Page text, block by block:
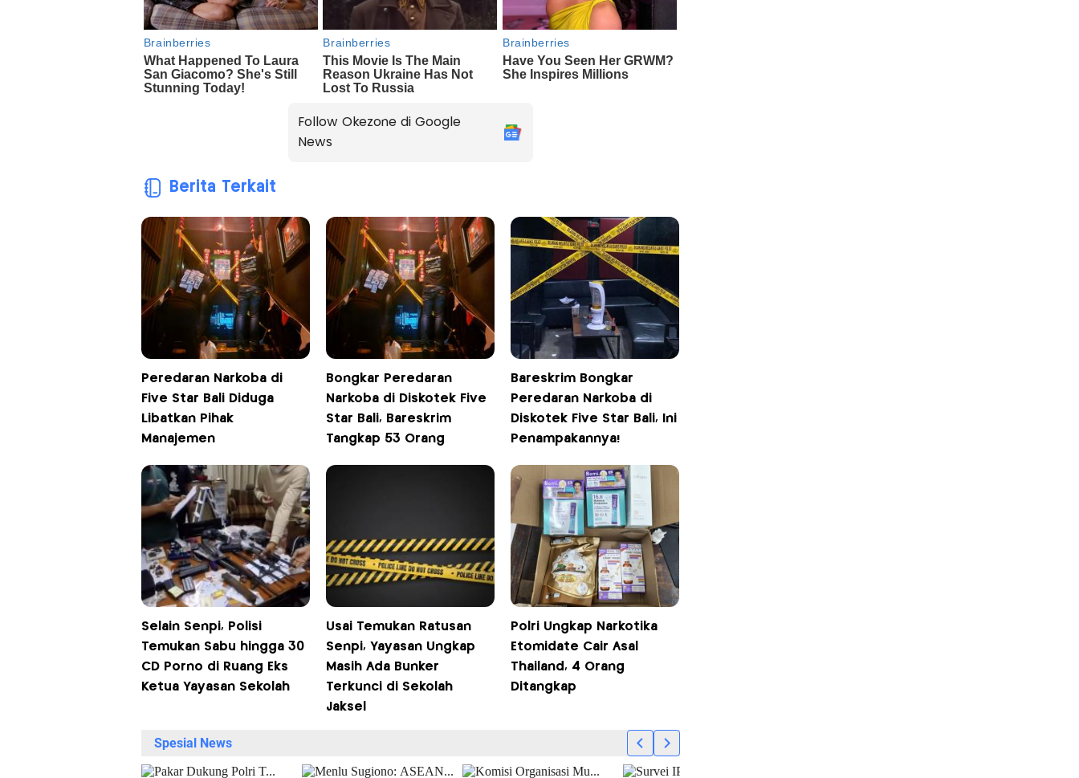
Follow Okezone di Google
News
Berita Terkait
Peredaran Narkoba di
Five Star Bali Diduga
Libatkan Pihak
Manajemen
Bongkar Peredaran
Narkoba di Diskotek Five
Star Bali, Bareskrim
Tangkap 53 Orang
Bareskrim Bongkar
Peredaran Narkoba di
Diskotek Five Star Bali, Ini
Penampakannya!
Selain Senpi, Polisi
Temukan Sabu hingga 30
CD Porno di Ruang Eks
Ketua Yayasan Sekolah
Usai Temukan Ratusan
Senpi, Yayasan Ungkap
Masih Ada Bunker
Terkunci di Sekolah
Jaksel
Polri Ungkap Narkotika
Etomidate Cair Asal
Thailand, 4 Orang
Ditangkap